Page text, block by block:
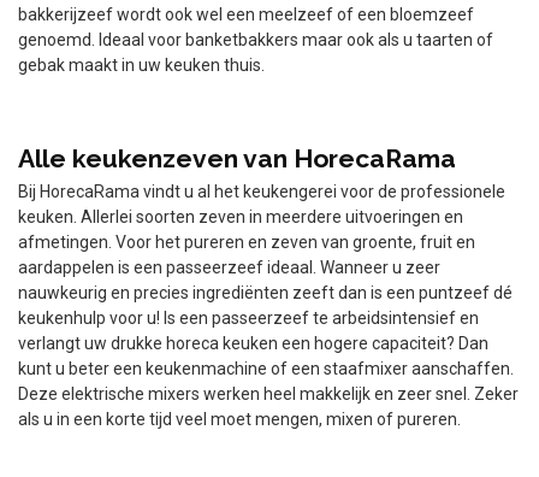
bakkerijzeef wordt ook wel een meelzeef of een bloemzeef
genoemd. Ideaal voor banketbakkers maar ook als u taarten of
gebak maakt in uw keuken thuis.
Alle keukenzeven van HorecaRama
Bij HorecaRama vindt u al het keukengerei voor de professionele
keuken. Allerlei soorten zeven in meerdere uitvoeringen en
afmetingen. Voor het pureren en zeven van groente, fruit en
aardappelen is een passeerzeef ideaal. Wanneer u zeer
nauwkeurig en precies ingrediënten zeeft dan is een puntzeef dé
keukenhulp voor u! Is een passeerzeef te arbeidsintensief en
verlangt uw drukke horeca keuken een hogere capaciteit? Dan
kunt u beter een keukenmachine of een staafmixer aanschaffen.
Deze elektrische mixers werken heel makkelijk en zeer snel. Zeker
als u in een korte tijd veel moet mengen, mixen of pureren.